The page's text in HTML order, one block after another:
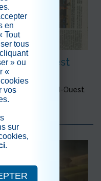
le sud-Ouest
journal, le Sud-Ouest.
en
Tout
tous
» ou
«
vos
sur
.